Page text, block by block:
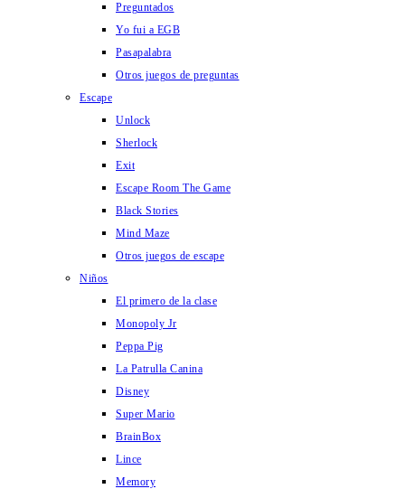
Preguntados
Yo fui a EGB
Pasapalabra
Otros juegos de preguntas
Escape
Unlock
Sherlock
Exit
Escape Room The Game
Black Stories
Mind Maze
Otros juegos de escape
Niños
El primero de la clase
Monopoly Jr
Peppa Pig
La Patrulla Canina
Disney
Super Mario
BrainBox
Lince
Memory